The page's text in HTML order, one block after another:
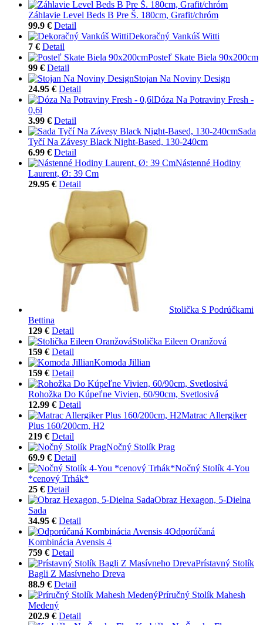
Záhlavie Level Beds B Pre Š. 180cm, Grafit/chróm
99.9 € Detail
Dekoračný Vankúš Witti
7 € Detail
Posteľ Skate Biela 90x200cm
99 € Detail
Stojan Na Noviny Design
24.95 € Detail
Dóza Na Potraviny Fresh -
0,6l
3.99 € Detail
Sada
Tyčí Na Závesy Black Night-Based, 130-240cm
6.99 € Detail
Nástenné Hodiny
Laurent, Ø: 39 Cm
29.95 € Detail
Stolička S Podrúčkami
Bettina
129 € Detail
Stolička Eileen Oranžová
159 € Detail
Komoda Jillian
159 € Detail
Rohožka Do Kúpeľne Vivien, 60/90cm, Svetlosivá
12.99 € Detail
Matrac Allergiker
Plus 160/200cm, H2
219 € Detail
Nočný Stolík Prag
69.9 € Detail
Nočný Stolík 4-You
*cenový Trhák*
25 € Detail
Obraz Hexagon, 5-Dielna
Sada
34.95 € Detail
Odporúčaná
Kombinácia Avensis 4
759 € Detail
Prístavný Stolík
Bagli Z Masívneho Dreva
88.9 € Detail
Príručný Stolík Mahesh
Medený
202.9 € Detail